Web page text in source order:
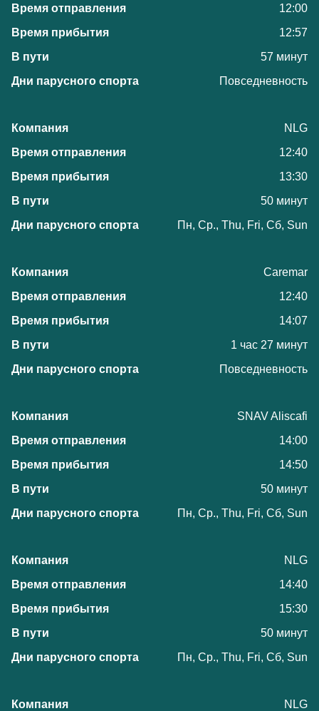
12:00
12:57
57 минут
Повседневность
NLG
12:40
13:30
50 минут
Пн, Ср., Thu, Fri, Сб, Sun
Caremar
12:40
14:07
1 час 27 минут
Повседневность
SNAV Aliscafi
14:00
14:50
50 минут
Пн, Ср., Thu, Fri, Сб, Sun
NLG
14:40
15:30
50 минут
Пн, Ср., Thu, Fri, Сб, Sun
NLG